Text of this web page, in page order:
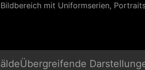
mit Uniformserien,
Übergreifende